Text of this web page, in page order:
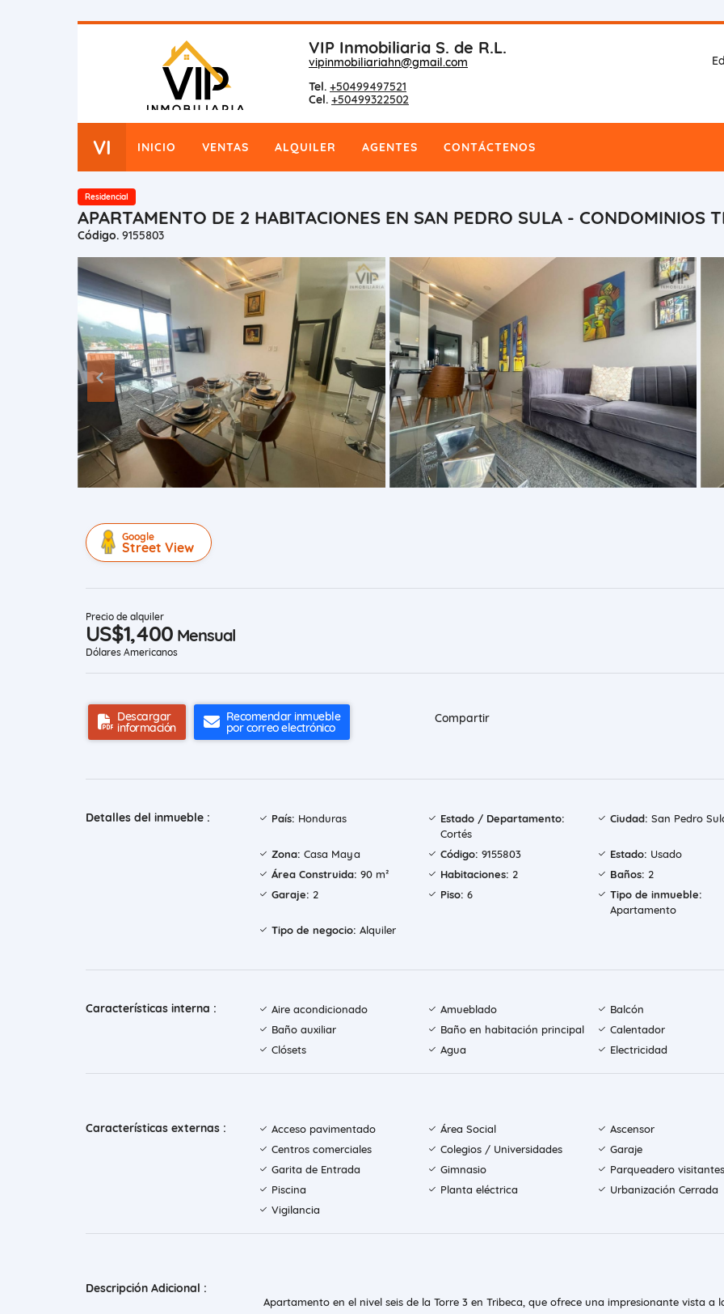
VIP Inmobiliaria S. de R.L.
vipinmobiliariahn@gmail.com
Tel. +50499497521
Cel. +50499322502
VI INICIO VENTAS ALQUILER AGENTES CONTÁCTENOS
Residencial
APARTAMENTO DE 2 HABITACIONES EN SAN PEDRO SULA - CONDOMINIOS
Código. 9155803
Google
Street View
Precio de alquiler
US$1,400 Mensual
Dólares Americanos
Descargar
información
Recomendar inmueble
por correo electrónico
Compartir
Detalles del inmueble : País: Honduras
Estado / Departamento:
Cortés
Ciudad: San Pedro
Zona: Casa Maya Código: 9155803 Estado: Usado
Área Construida: 90 m² Habitaciones: 2 Baños: 2
Garaje: 2 Piso: 6
Tipo de inmueble:
Apartamento
Tipo de negocio: Alquiler
Características interna : Aire acondicionado Amueblado
Balcón
Baño auxiliar
Baño en habitación principal
Calentador
Clósets
Agua Electricidad
Características externas : Acceso pavimentado Área Social
Ascensor
Centros comerciales
Colegios / Universidades
Garaje
Garita de Entrada
Gimnasio
Parqueadero visitantes
Piscina
Planta eléctrica
Urbanización Cerrada
Vigilancia
Descripción Adicional :
Apartamento en el nivel seis de la Torre 3 en Tribeca, que ofrece una impresionante vista a